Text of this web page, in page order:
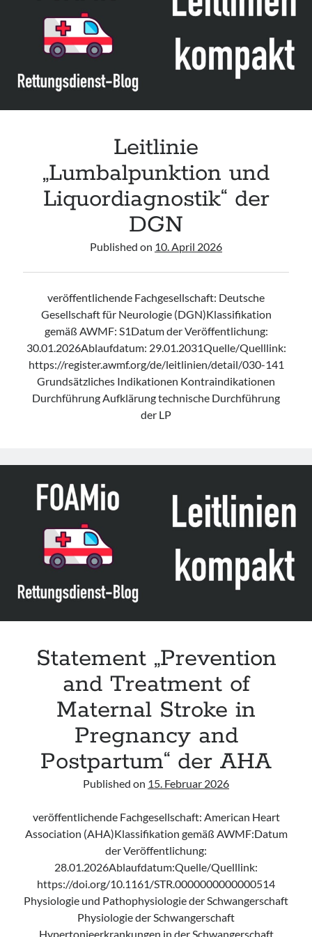
Leitlinie „Bauchschmerz bei Kindern und Jugendlichen – Bildgebende
Diagnostik“ der GPR
Leitlinie „Erbrechen im Kindes- und Jugendalter – Bildgebende
Diagnostik“ der GPR
Leitlinie „Kopfschmerzen bei Kindern und Jugendlichen – Bildgebende
Diagnostik“ der GPR
Leitlinie
„Lumbalpunktion und
Liquordiagnostik“ der
DGN
Published on 10. April 2026
veröffentlichende Fachgesellschaft: Deutsche
Gesellschaft für Neurologie (DGN)Klassifikation
gemäß AWMF: S1Datum der Veröffentlichung:
30.01.2026Ablaufdatum: 29.01.2031Quelle/Quelllink:
https://register.awmf.org/de/leitlinien/detail/030-141
Grundsätzliches Indikationen Kontraindikationen
Durchführung Aufklärung technische Durchführung
der LP
Statement „Prevention
and Treatment of
Maternal Stroke in
Pregnancy and
Postpartum“ der AHA
Published on 15. Februar 2026
veröffentlichende Fachgesellschaft: American Heart
Association (AHA)Klassifikation gemäß AWMF:Datum
der Veröffentlichung:
28.01.2026Ablaufdatum:Quelle/Quelllink:
https://doi.org/10.1161/STR.0000000000000514
Physiologie und Pathophysiologie der Schwangerschaft
Physiologie der Schwangerschaft
Hypertonieerkrankungen in der Schwangerschaft